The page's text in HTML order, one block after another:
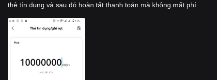
thẻ tín dụng và sau đó hoàn tất thanh toán mà không mất phí.